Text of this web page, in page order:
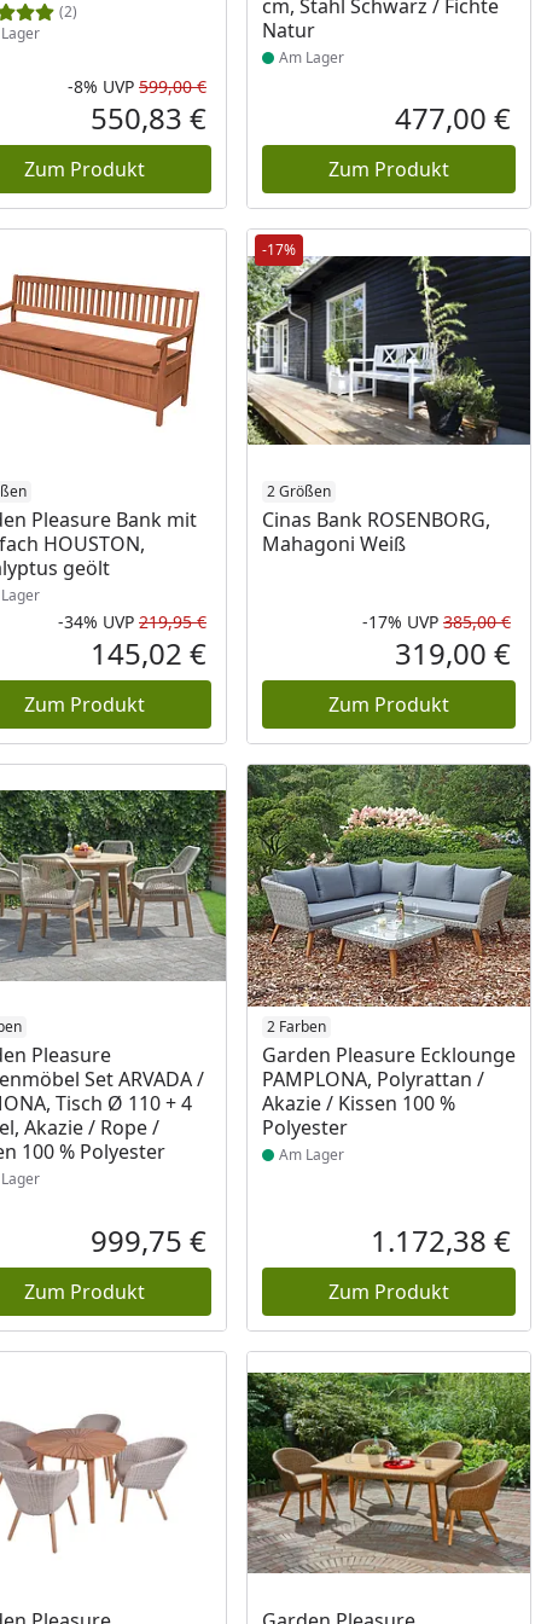
(2)
Rabatt in Prozent
-8%
Ursprünglicher Preis
UVP 599,00 €
Aktueller Preis
550,83 €
Zum Produkt
cm, Stahl Schwarz / Fichte
Natur
Am Lager
477,00 €
Zum Produkt
Pleasure Bank mit
HOUSTON,
geölt
am Lager
Rabatt in Prozent
-34%
Ursprünglicher Preis
UVP 219,95 €
Aktueller Preis
145,02 €
Zum Produkt
-17%
2 Größen
Cinas Bank ROSENBORG,
Mahagoni Weiß
-17% UVP 385,00 €
319,00 €
Zum Produkt
Pleasure
Set ARVADA /
Tisch Ø 110 + 4
Akazie / Rope /
100 % Polyester
am Lager
Aktueller Preis
999,75 €
Zum Produkt
2 Farben
Garden Pleasure Ecklounge
PAMPLONA, Polyrattan /
Akazie / Kissen 100 %
Polyester
Produkt am Lager
Am Lager
1.172,38 €
Zum Produkt
am Lager Produkt am Lager